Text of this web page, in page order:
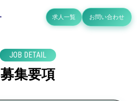
求人一覧 お問い合わせ
JOB DETAIL
募集要項